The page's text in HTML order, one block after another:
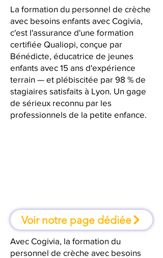
La formation du personnel de crèche
avec besoins enfants avec Cogivia,
c'est l'assurance d'une formation
certifiée Qualiopi, conçue par
Bénédicte, éducatrice de jeunes
enfants avec 15 ans d'expérience
terrain — et plébiscitée par 98 % de
stagiaires satisfaits à Lyon. Un gage
de sérieux reconnu par les
professionnels de la petite enfance.
Voir notre page dédiée
Avec Cogivia, la formation du
personnel de crèche avec besoins